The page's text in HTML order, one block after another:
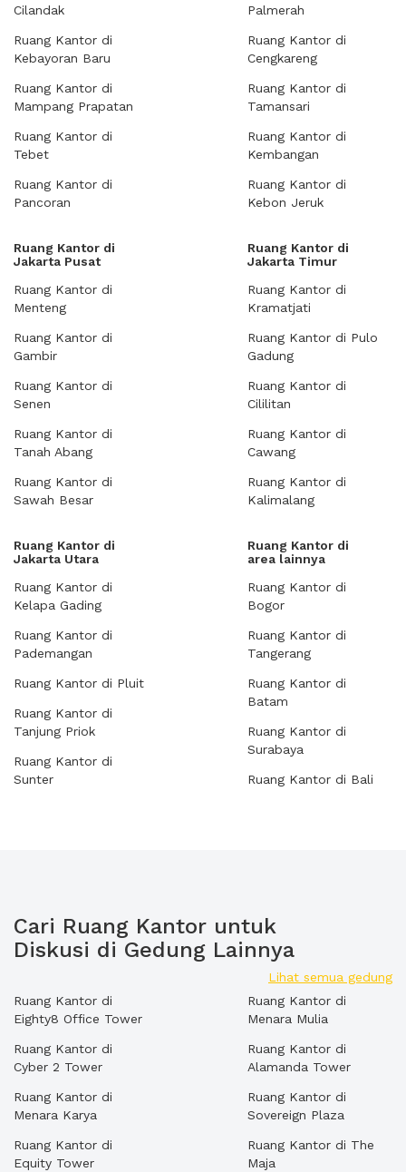
Cilandak
Ruang Kantor di
Kebayoran Baru
Ruang Kantor di
Mampang Prapatan
Ruang Kantor di
Tebet
Ruang Kantor di
Pancoran
Palmerah
Ruang Kantor di
Cengkareng
Ruang Kantor di
Tamansari
Ruang Kantor di
Kembangan
Ruang Kantor di
Kebon Jeruk
Ruang Kantor di
Jakarta Pusat
Ruang Kantor di
Menteng
Ruang Kantor di
Gambir
Ruang Kantor di
Senen
Ruang Kantor di
Tanah Abang
Ruang Kantor di
Sawah Besar
Ruang Kantor di
Jakarta Timur
Ruang Kantor di
Kramatjati
Ruang Kantor di Pulo
Gadung
Ruang Kantor di
Cililitan
Ruang Kantor di
Cawang
Ruang Kantor di
Kalimalang
Ruang Kantor di
Jakarta Utara
Ruang Kantor di
Kelapa Gading
Ruang Kantor di
Pademangan
Ruang Kantor di Pluit
Ruang Kantor di
Tanjung Priok
Ruang Kantor di
Sunter
Ruang Kantor di
area lainnya
Ruang Kantor di
Bogor
Ruang Kantor di
Tangerang
Ruang Kantor di
Batam
Ruang Kantor di
Surabaya
Ruang Kantor di Bali
Cari Ruang Kantor untuk
Diskusi di Gedung Lainnya
Lihat semua gedung
Ruang Kantor di
Eighty8 Office Tower
Ruang Kantor di
Cyber 2 Tower
Ruang Kantor di
Menara Karya
Ruang Kantor di
Equity Tower
Ruang Kantor di
Menara Mulia
Ruang Kantor di
Alamanda Tower
Ruang Kantor di
Sovereign Plaza
Ruang Kantor di The
Maja